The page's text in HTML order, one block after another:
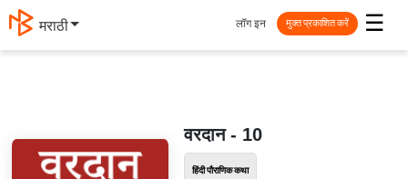
मराठी ☰
लॉग इन मुक्त प्रकाशित करें
वरदान - 10
हिंदी पौराणिक कथा